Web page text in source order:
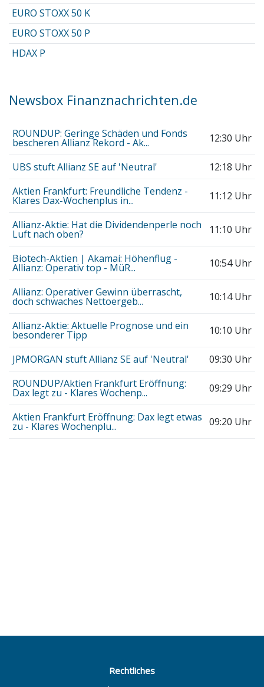
EURO STOXX 50 K
EURO STOXX 50 P
HDAX P
Newsbox Finanznachrichten.de
ROUNDUP: Geringe Schäden und Fonds
bescheren Allianz Rekord - Ak... 12:30 Uhr
UBS stuft Allianz SE auf 'Neutral'
12:18 Uhr
Aktien Frankfurt: Freundliche Tendenz -
Klares Dax-Wochenplus in... 11:12 Uhr
Allianz-Aktie: Hat die Dividendenperle noch
Luft nach oben? 11:10 Uhr
Biotech-Aktien | Akamai: Höhenflug -
Allianz: Operativ top - MüR... 10:54 Uhr
Allianz: Operativer Gewinn überrascht,
doch schwaches Nettoergeb... 10:14 Uhr
Allianz-Aktie: Aktuelle Prognose und ein
besonderer Tipp 10:10 Uhr
JPMORGAN stuft Allianz SE auf 'Neutral'
09:30 Uhr
ROUNDUP/Aktien Frankfurt Eröffnung:
Dax legt zu - Klares Wochenp... 09:29 Uhr
Aktien Frankfurt Eröffnung: Dax legt etwas
zu - Klares Wochenplu... 09:20 Uhr
Rechtliches